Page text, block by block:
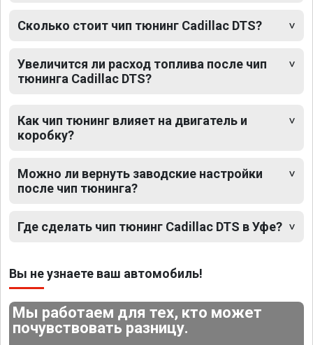
Сколько стоит чип тюнинг Cadillac DTS?
Увеличится ли расход топлива после чип
тюнинга Cadillac DTS?
Как чип тюнинг влияет на двигатель и
коробку?
Можно ли вернуть заводские настройки
после чип тюнинга?
Где сделать чип тюнинг Cadillac DTS в Уфе?
Вы не узнаете ваш автомобиль!
Мы работаем для тех, кто может
почувствовать разницу.